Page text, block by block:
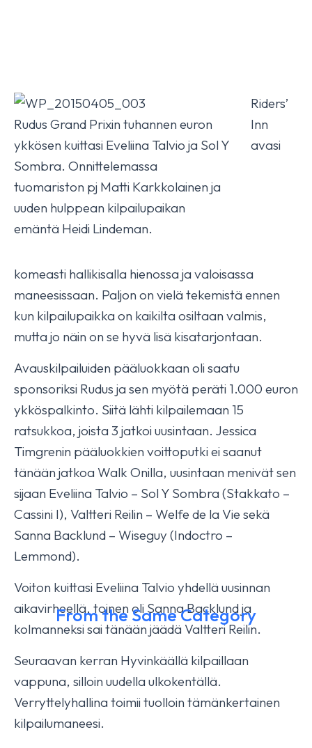
Rudus Grand Prixin tuhannen euron
ykkösen kuittasi Eveliina Talvio ja Sol Y
Sombra. Onnittelemassa
tuomariston pj Matti Karkkolainen ja
uuden hulppean kilpailupaikan
emäntä Heidi Lindeman.
Riders’
Inn
avasi
komeasti hallikisalla hienossa ja valoisassa
maneesissaan. Paljon on vielä tekemistä ennen
kun kilpailupaikka on kaikilta osiltaan valmis,
mutta jo näin on se hyvä lisä kisatarjontaan.
Avauskilpailuiden pääluokkaan oli saatu
sponsoriksi Rudus ja sen myötä peräti 1.000 euron
ykköspalkinto. Siitä lähti kilpailemaan 15
ratsukkoa, joista 3 jatkoi uusintaan. Jessica
Timgrenin pääluokkien voittoputki ei saanut
tänään jatkoa Walk Onilla, uusintaan menivät sen
sijaan Eveliina Talvio – Sol Y Sombra (Stakkato –
Cassini I), Valtteri Reilin – Welfe de la Vie sekä
Sanna Backlund – Wiseguy (Indoctro –
Lemmond).
Voiton kuittasi Eveliina Talvio yhdellä uusinnan
aikavirheellä, toinen oli Sanna Backlund ja
kolmanneksi sai tänään jäädä Valtteri Reilin.
Seuraavan kerran Hyvinkäällä kilpaillaan
vappuna, silloin uudella ulkokentällä.
Verryttelyhallina toimii tuolloin tämänkertainen
kilpailumaneesi.
From the Same Category
Isabella HX fourth today
YLEINEN October 17, 2025